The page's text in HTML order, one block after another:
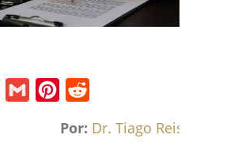
Por: Dr. Tiago Reis